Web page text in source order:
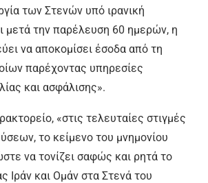
των Στενών υπό ιρανική
μετά την παρέλευση 60 ημερών, η
να αποκομίσει έσοδα από τη
παρέχοντας υπηρεσίες
και ασφάλισης».
«στις τελευταίες στιγμές
το κείμενο του μνημονίου
να τονίζει σαφώς και ρητά το
Ιράν και Ομάν στα Στενά του